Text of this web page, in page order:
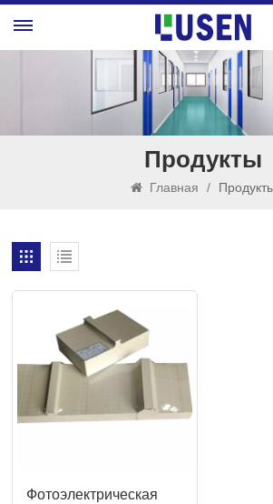
Продукты
Главная /
Фотоэлектрическая